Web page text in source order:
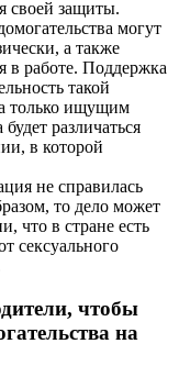
своей защиты.
могут
а также
в работе. Поддержка
такой
только ищущим
различаться
в которой
не справилась
то дело может
что в стране есть
сексуального
чтобы
на